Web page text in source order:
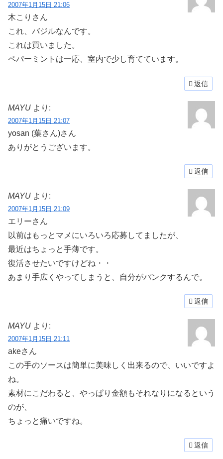
2007年1月15日 21:06
木こりさん
これ、バジルなんです。
これは買いました。
ペパーミントは一応、室内で少し育てています。
返信
MAYU より:
2007年1月15日 21:07
yosan (葉さん)さん
ありがとうございます。
返信
MAYU より:
2007年1月15日 21:09
エリーさん
以前はもっとマメにいろいろ応募してましたが、
最近はちょっと手薄です。
復活させたいですけどね・・
あまり手広くやってしまうと、自分がパンクするんで。
返信
MAYU より:
2007年1月15日 21:11
akeさん
この手のソースは簡単に美味しく出来るので、いいですよ
ね。
素材にこだわると、やっぱり金額もそれなりになるという
のが、
ちょっと痛いですね。
返信